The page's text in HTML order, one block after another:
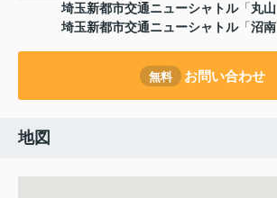
埼玉新都市交通ニューシャトル「丸山
埼玉新都市交通ニューシャトル「沼南
無料 お問い合わせ
地図